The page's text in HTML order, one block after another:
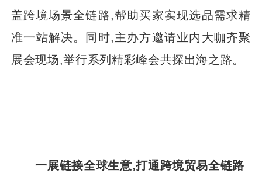
盖跨境场景全链路,帮助买家实现选品需求精
准一站解决。同时,主办方邀请业内大咖齐聚
展会现场,举行系列精彩峰会共探出海之路。
一展链接全球生意,打通跨境贸易全链路